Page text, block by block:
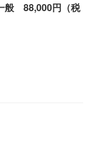
88,000円（税